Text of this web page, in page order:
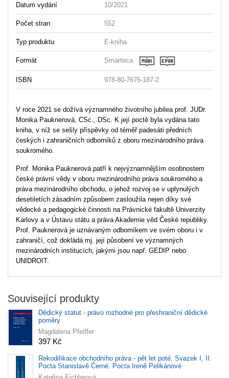
Datum vydání 10/2021
Počet stran 552
Typ produktu E-kniha
Formát Smarteca
ISBN 978-80-7676-187-2
V roce 2021 se dožívá významného životního jubilea prof. JUDr.
Monika Pauknerová, CSc., DSc. K její poctě byla vydána tato
kniha, v níž se sešly příspěvky od téměř padesáti předních
českých i zahraničních odborníků z oboru mezinárodního práva
soukromého.
Prof. Monika Pauknerová patří k nejvýznamnějším osobnostem
české právní vědy v oboru mezinárodního práva soukromého a
práva mezinárodního obchodu, o jehož rozvoj se v uplynulých
desetiletích zásadním způsobem zasloužila nejen díky své
vědecké a pedagogické činnosti na Právnické fakultě Univerzity
Karlovy a v Ústavu státu a práva Akademie věd České republiky.
Prof. Pauknerová je uznávaným odborníkem ve svém oboru i v
zahraničí, což dokládá mj. její působení ve významných
mezinárodních institucích, jakými jsou např. GEDIP nebo
UNIDROIT.
Související produkty
Dědický statut - právo rozhodné pro přeshraniční dědické
poměry
Magdalena Pfeiffer
397 Kč
Rekodifikace obchodního práva - pět let poté. Svazek I, II.
Pocta Stanislavě Černé. Pocta Ireně Pelikánové